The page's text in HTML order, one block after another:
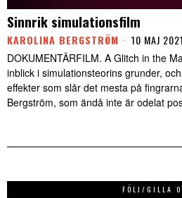
Sinnrik simulationsfilm
KAROLINA BERGSTRÖM 10 MAJ 2021
DOKUMENTÄRFILM. A Glitch in the
inblick i simulationsteorins grunder,
effekter som slår det mesta på
Bergström, som ändå inte är odelat
FÖLJ/GILLA